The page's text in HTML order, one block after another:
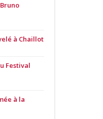
à Chaillot
Festival
à la